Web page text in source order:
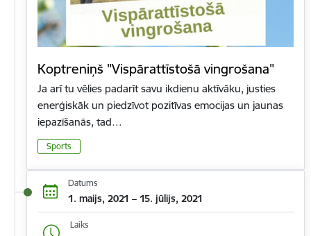
Koptreniņš "Vispārattīstošā vingrošana"
Ja arī tu vēlies padarīt savu ikdienu aktīvāku, justies
enerģiskāk un piedzīvot pozitīvas emocijas un jaunas
iepazīšanās, tad…
Sports
Datums
1. maijs, 2021 – 15. jūlijs, 2021
Laiks